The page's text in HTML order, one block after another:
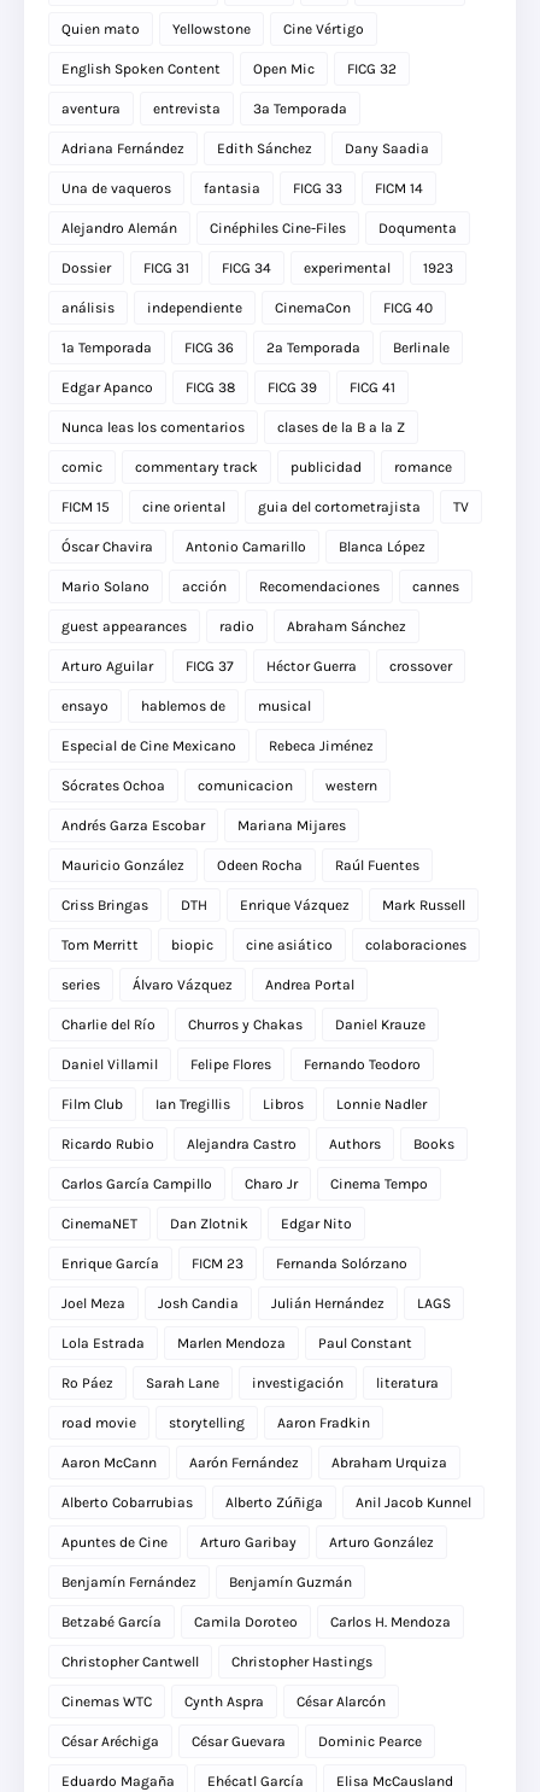
Quien mato Yellowstone Cine Vértigo
English Spoken Content Open Mic FICG 32
aventura entrevista 3a Temporada
Adriana Fernández Edith Sánchez Dany Saadia
Una de vaqueros fantasia FICG 33 FICM 14
Alejandro Alemán Cinéphiles Cine-Files Doqumenta
Dossier FICG 31 FICG 34 experimental 1923
análisis independiente CinemaCon FICG 40
1a Temporada FICG 36 2a Temporada Berlinale
Edgar Apanco FICG 38 FICG 39 FICG 41
Nunca leas los comentarios clases de la B a la Z
comic commentary track publicidad romance
FICM 15 cine oriental guia del cortometrajista TV
Óscar Chavira Antonio Camarillo Blanca López
Mario Solano acción Recomendaciones cannes
guest appearances radio Abraham Sánchez
Arturo Aguilar FICG 37 Héctor Guerra crossover
ensayo hablemos de musical
Especial de Cine Mexicano Rebeca Jiménez
Sócrates Ochoa comunicacion western
Andrés Garza Escobar Mariana Mijares
Mauricio González Odeen Rocha Raúl Fuentes
Criss Bringas DTH Enrique Vázquez Mark Russell
Tom Merritt biopic cine asiático colaboraciones
series Álvaro Vázquez Andrea Portal
Charlie del Río Churros y Chakas Daniel Krauze
Daniel Villamil Felipe Flores Fernando Teodoro
Film Club Ian Tregillis Libros Lonnie Nadler
Ricardo Rubio Alejandra Castro Authors Books
Carlos García Campillo Charo Jr Cinema Tempo
CinemaNET Dan Zlotnik Edgar Nito
Enrique García FICM 23 Fernanda Solórzano
Joel Meza Josh Candia Julián Hernández LAGS
Lola Estrada Marlen Mendoza Paul Constant
Ro Páez Sarah Lane investigación literatura
road movie storytelling Aaron Fradkin
Aaron McCann Aarón Fernández Abraham Urquiza
Alberto Cobarrubias Alberto Zúñiga Anil Jacob Kunnel
Apuntes de Cine Arturo Garibay Arturo González
Benjamín Fernández Benjamín Guzmán
Betzabé García Camila Doroteo Carlos H. Mendoza
Christopher Cantwell Christopher Hastings
Cinemas WTC Cynth Aspra César Alarcón
César Aréchiga César Guevara Dominic Pearce
Eduardo Magaña Ehécatl García Elisa McCausland